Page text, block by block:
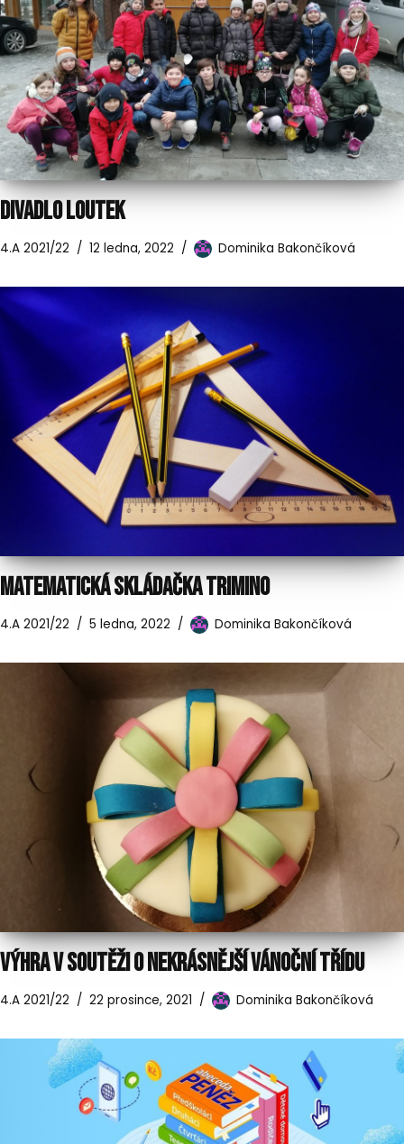
DIVADLO LOUTEK
4.A 2021/22 12 ledna, 2022 Dominika Bakončíková
MATEMATICKÁ SKLÁDAČKA TRIMINO
4.A 2021/22 5 ledna, 2022 Dominika Bakončíková
VÝHRA V SOUTĚŽI O NEKRÁSNĚJŠÍ VÁNOČNÍ TŘÍDU
4.A 2021/22 22 prosince, 2021 Dominika Bakončíková